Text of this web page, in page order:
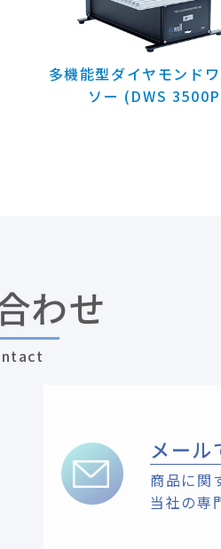
多機能型ダイヤモンド
ソー (DWS
わせ
メール
商品に関
当社の専